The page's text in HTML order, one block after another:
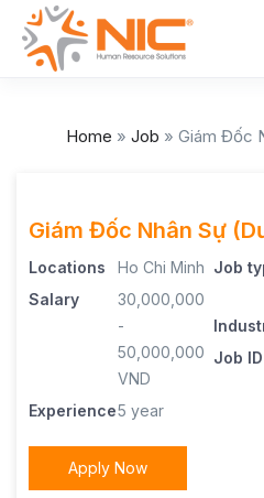
Home » Job » Giám Đốc
Giám Đốc Nhân Sự
Locations
Ho Chi Minh
Salary
30,000,000
-
50,000,000
VND
Experience5 year
Job
Job ID
Apply Now